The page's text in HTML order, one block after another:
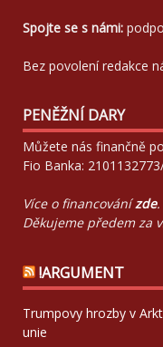
Spojte se s námi:
Bez povolení redakce
PENĚŽNÍ DARY
Můžete nás finančně
Fio Banka:
Více o financovánízde.
Děkujeme předem za
!ARGUMENT
Trumpovy hrozby v
unie